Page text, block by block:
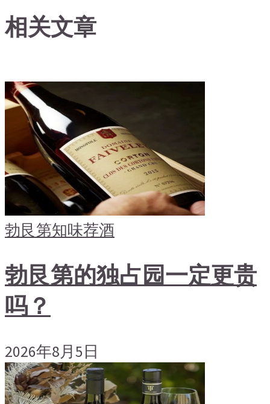
相关文章
勃艮第知味荐酒
勃艮第的独占园一定更贵
吗？
2026年8月5日